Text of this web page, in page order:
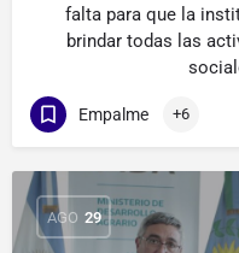
falta para que la
brindar todas las
Empalme +6
AGO 29